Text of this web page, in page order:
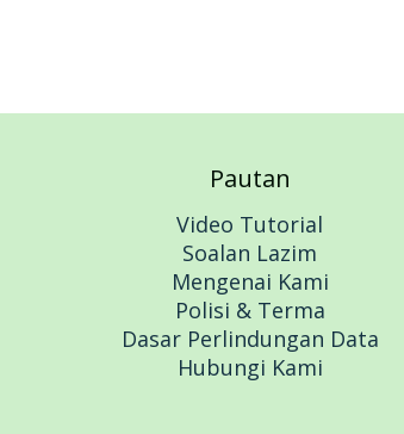
Pautan
Video Tutorial
Soalan Lazim
Mengenai Kami
Polisi & Terma
Dasar Perlindungan Data
Hubungi Kami